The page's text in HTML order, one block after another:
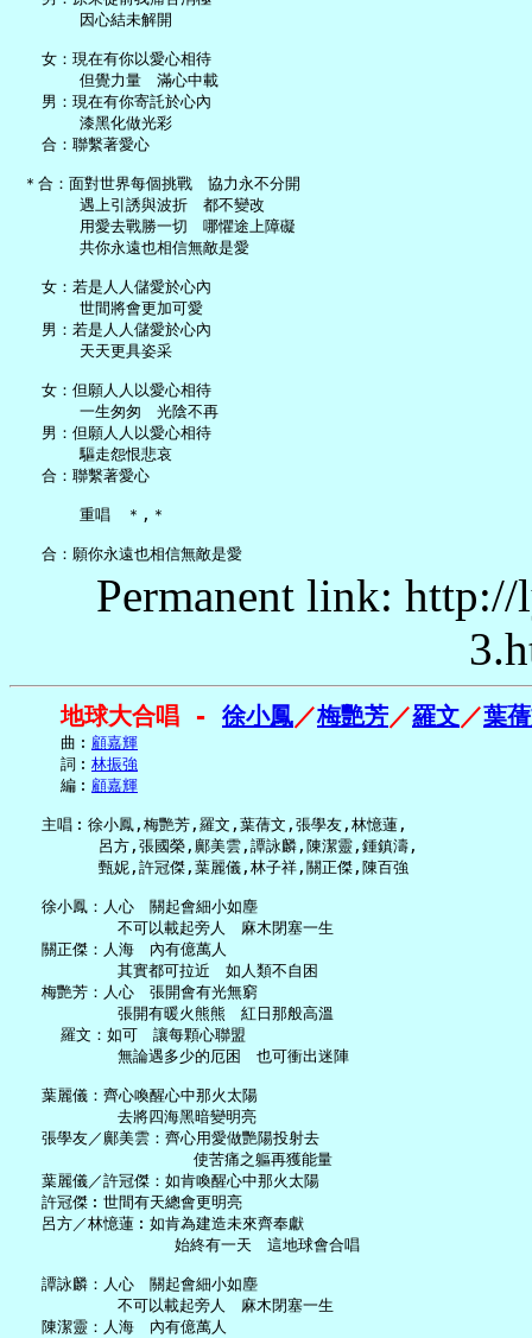
       因心結未解開
   女：現在有你以愛心相待
       但覺力量　滿心中載
   男：現在有你寄託於心內
       漆黑化做光彩
   合：聯繫著愛心
＊合：面對世界每個挑戰　協力永不分開
       遇上引誘與波折　都不變改
       用愛去戰勝一切　哪懼途上障礙
       共你永遠也相信無敵是愛
   女：若是人人儲愛於心內
       世間將會更加可愛
   男：若是人人儲愛於心內
       天天更具姿采
   女：但願人人以愛心相待
       一生匆匆　光陰不再
   男：但願人人以愛心相待
       驅走怨恨悲哀
   合：聯繫著愛心
       重唱　＊,＊
Permanent link:
地球大合唱 - 徐小鳳／梅艷芳／羅文／葉
     曲︰
顧嘉輝
     詞︰
林振強
     編︰
顧嘉輝
   主唱︰徐小鳳,梅艷芳,羅文,葉蒨文,張學友,林憶蓮,
         呂方,張國榮,鄺美雲,譚詠麟,陳潔靈,鍾鎮濤,
         甄妮,許冠傑,葉麗儀,林子祥,關正傑,陳百強
   徐小鳳：人心　關起會細小如塵
           不可以載起旁人　麻木閉塞一生
   關正傑：人海　內有億萬人
           其實都可拉近　如人類不自困
   梅艷芳：人心　張開會有光無窮
           張開有暖火熊熊　紅日那般高溫
     羅文：如可　讓每顆心聯盟
           無論遇多少的厄困　也可衝出迷陣
   葉麗儀：齊心喚醒心中那火太陽
           去將四海黑暗變明亮
   張學友／鄺美雲：齊心用愛做艷陽投射去
                   使苦痛之軀再獲能量
   葉麗儀／許冠傑：如肯喚醒心中那火太陽
   許冠傑︰世間有天總會更明亮
   呂方／林憶蓮︰如肯為建造未來齊奉獻
                 始終有一天　這地球會合唱
   譚詠麟：人心　關起會細小如塵
           不可以載起旁人　麻木閉塞一生
   陳潔靈：人海　內有億萬人